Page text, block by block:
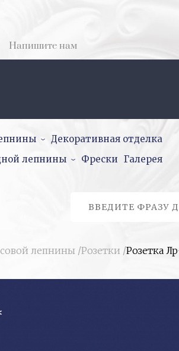
Напишите нам
Декоративная отделка
лепнины
Фрески Галерея
лепнины /Розетки /Розетка